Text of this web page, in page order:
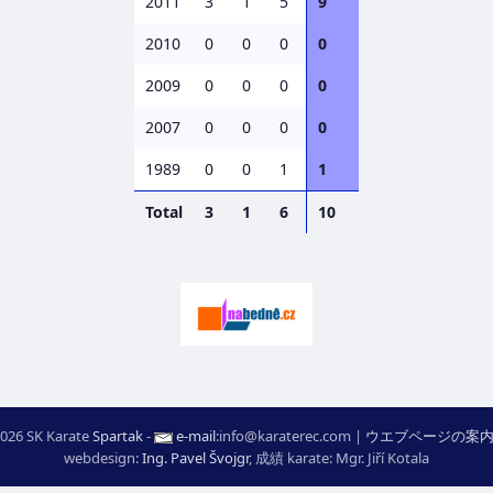
2010
0 0 0
0
2009
0 0 0
0
2007
0 0 0
0
1989
0 0 1 1
Total 3 1 6 10
SK KarateSpartak- e-mail:moc.ceretarak@ofni | ウエブページの案内
webdesign:Ing. Pavel Švojgr, 成績 karate: Mgr. Jiří Kotala